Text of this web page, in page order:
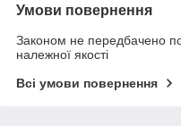
Умови повернення
Законом не передбачено
належної якості
Всі умови повернення